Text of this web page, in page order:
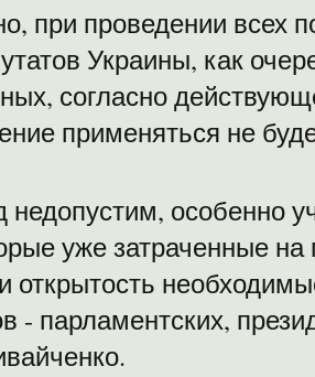
при проведении всех
Украины, как
согласно
применяться не
недопустим, особенно
уже затраченные на
открытость
- парламентских,